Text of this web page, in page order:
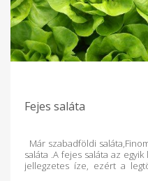
Fejes saláta
Már szabadföldi
saláta .A fejes saláta az
jellegzetes íze, ezért a